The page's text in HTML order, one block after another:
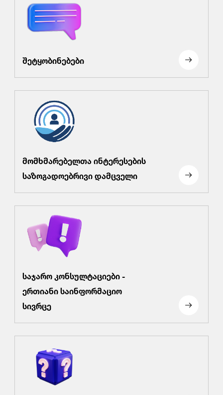
შეტყობინებები
მომხმარებელთა ინტერესების
საზოგადოებრივი დამცველი
საჯარო კონსულტაციები -
ერთიანი საინფორმაციო
სივრცე